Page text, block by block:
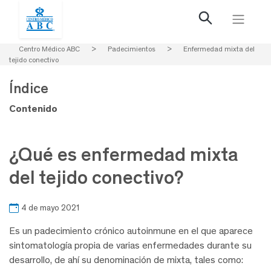
Centro Médico ABC > Padecimientos >
Enfermedad mixta del
tejido conectivo
¿Qué es enfermedad mixta
del tejido conectivo?
4 de mayo 2021
Es un padecimiento crónico autoinmune en el que aparece
sintomatología propia de varias enfermedades durante su
desarrollo, de ahí su denominación de mixta, tales como:
Índice
Contenido